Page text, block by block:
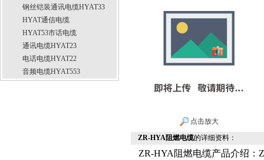
钢丝铠装通讯电缆HYAT33
HYAT通信电缆
HYAT53市话电缆
通讯电缆HYAT23
电话电缆HYAT22
音频电缆HYAT553
点击放大
ZR-HYA阻燃电缆的详细资料：
ZR-HYA阻燃电缆产品介绍：